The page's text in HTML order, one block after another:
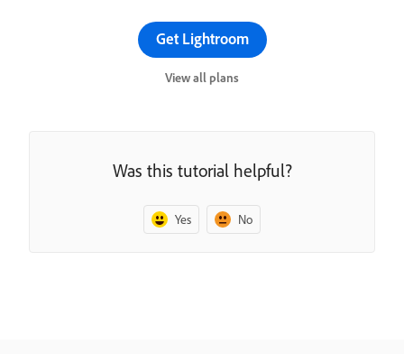
Get Lightroom
View all plans
Was this tutorial helpful?
Yes No